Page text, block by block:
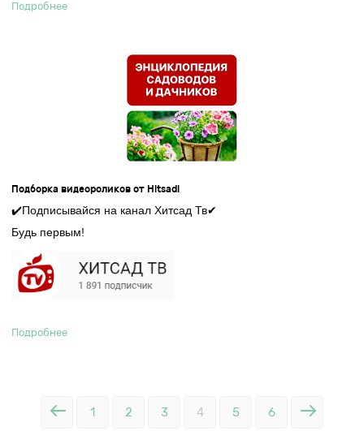
Подробнее
Подборка видеороликов от Hitsad!
✔️Подписывайся на канал Хитсад Тв✔
Будь первым!
Подробнее
1 2 3 4 5 6